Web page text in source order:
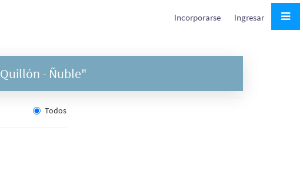
Incorporarse Ingresar
Quillón - Ñuble"
Todos